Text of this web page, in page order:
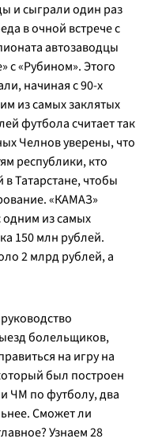
и сыграли один раз
в очной встрече с
автозаводцы
с «Рубином». Этого
начиная с 90-х
из самых заклятых
футбола считает так
Челнов уверены, что
республики, кто
Татарстане, чтобы
«КАМАЗ»
одним из самых
150 млн рублей.
2 млрд рублей, а
болельщиков,
на игру на
был построен
ЧМ по футболу, два
Сможет ли
Узнаем 28